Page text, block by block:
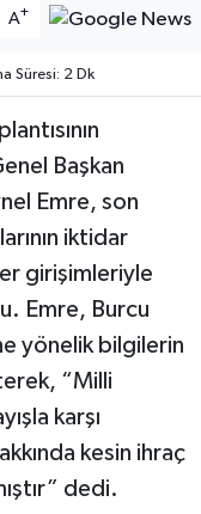
A+
Süresi: 2 Dk
Başkan
Emre, son
iktidar
girişimleriyle
Emre, Burcu
yönelik bilgilerin
“Milli
karşı
kesin ihraç
dedi.